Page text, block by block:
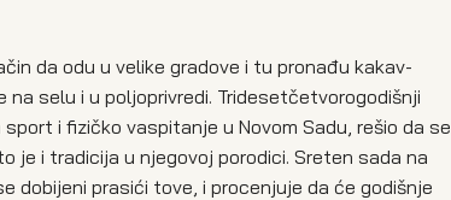
da odu u velike gradove i tu pronađu kakav-
selu i u poljoprivredi. Tridesetčetvorogodišnji
i fizičko vaspitanje u Novom Sadu, rešio da se
je i tradicija u njegovoj porodici. Sreten sada na
dobijeni prasići tove, i procenjuje da će godišnje